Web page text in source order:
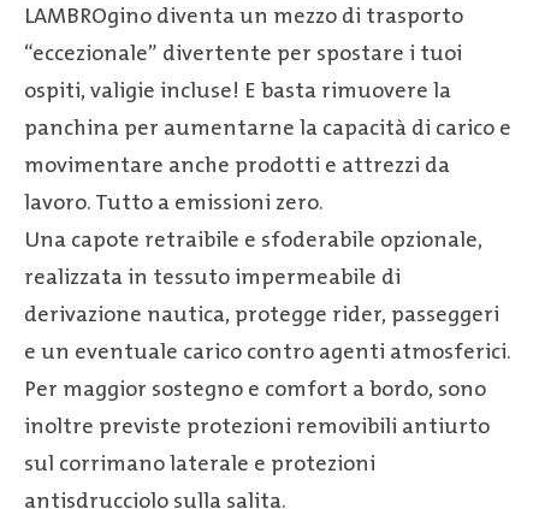
LAMBROgino diventa un mezzo di trasporto
“eccezionale” divertente per spostare i tuoi
ospiti, valigie incluse! E basta rimuovere la
panchina per aumentarne la capacità di carico e
movimentare anche prodotti e attrezzi da
lavoro. Tutto a emissioni zero.
Una capote retraibile e sfoderabile opzionale,
realizzata in tessuto impermeabile di
derivazione nautica, protegge rider, passeggeri
e un eventuale carico contro agenti atmosferici.
Per maggior sostegno e comfort a bordo, sono
inoltre previste protezioni removibili antiurto
sul corrimano laterale e protezioni
antisdrucciolo sulla salita.